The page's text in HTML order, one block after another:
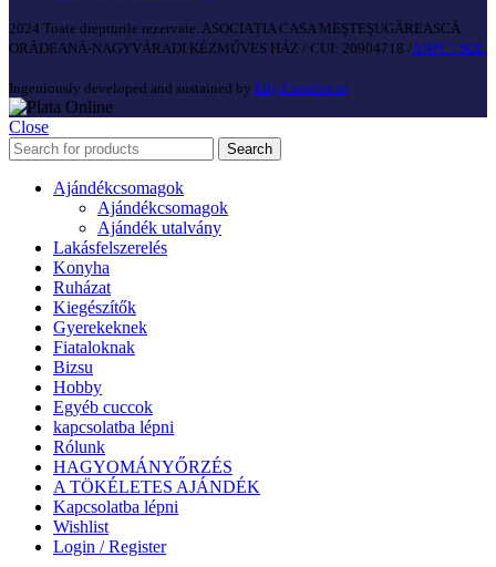
2024 Toate drepturile rezervate. ASOCIAȚIA CASA MEŞTEŞUGĂREASCĂ
ORĂDEANĂ-NAGYVÁRADI KÉZMŰVES HÁZ / CUI: 20904718 /ANPC | SOL
Ingeniously developed and sustained by Edy Creative.ro
Close
Search
Ajándékcsomagok
Ajándékcsomagok
Ajándék utalvány
Lakásfelszerelés
Konyha
Ruházat
Kiegészítők
Gyerekeknek
Fiataloknak
Bizsu
Hobby
Egyéb cuccok
kapcsolatba lépni
Rólunk
HAGYOMÁNYŐRZÉS
A TÖKÉLETES AJÁNDÉK
Kapcsolatba lépni
Wishlist
Login / Register